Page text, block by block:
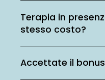
Terapia in
stesso costo?
Accettate il